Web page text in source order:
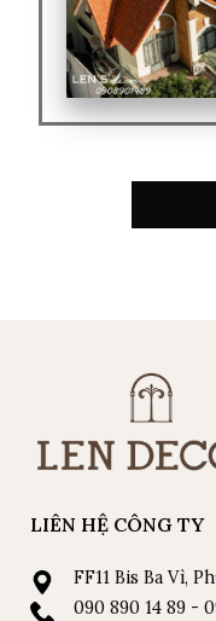
LIÊN HỆ CÔNG TY
FF11 Bis Ba Vì,
090 890 14 89 -